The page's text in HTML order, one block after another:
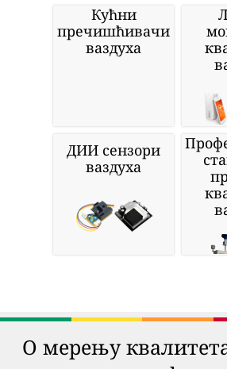
Кућни
пречишћивачи
ваздуха
ДИИ сензори
ваздуха
О мерењу